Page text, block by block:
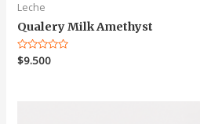
Leche
Qualery Milk Amethyst
Valorado
en
$9.500